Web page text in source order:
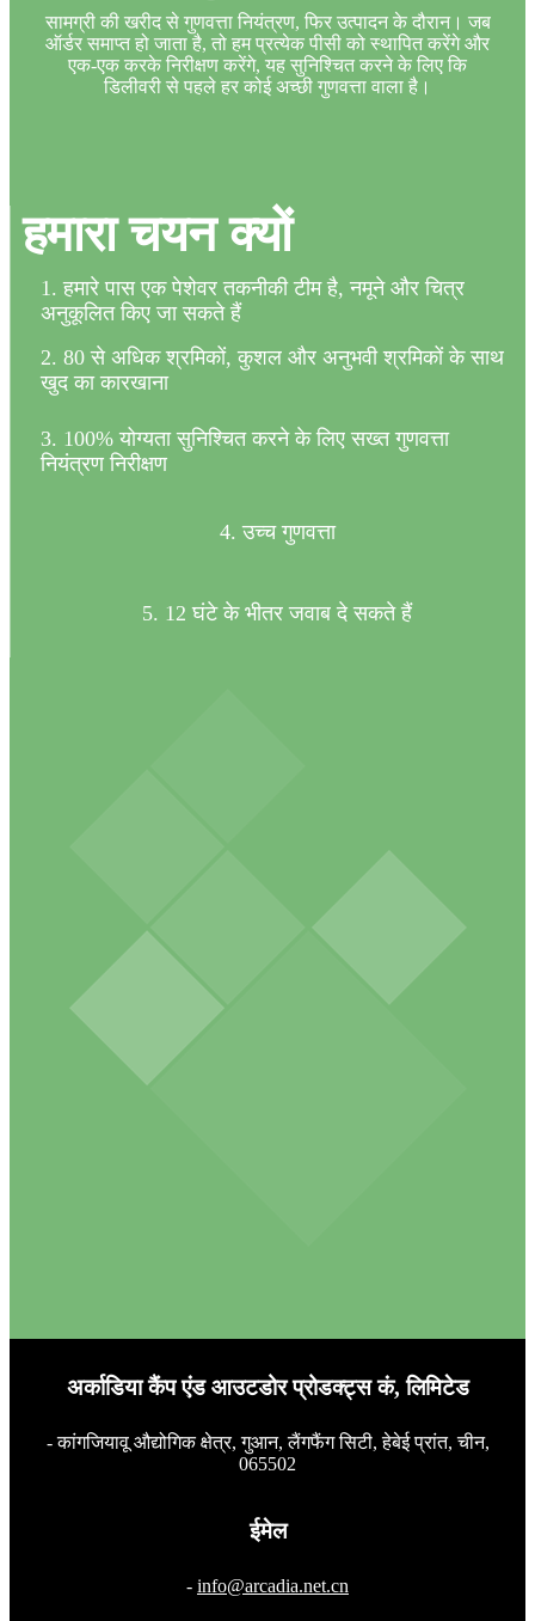
सामग्री की खरीद से गुणवत्ता नियंत्रण, फिर उत्पादन के दौरान। जब
ऑर्डर समाप्त हो जाता है, तो हम प्रत्येक पीसी को स्थापित करेंगे और
एक-एक करके निरीक्षण करेंगे, यह सुनिश्चित करने के लिए कि
डिलीवरी से पहले हर कोई अच्छी गुणवत्ता वाला है।
हमारा चयन क्यों
1. हमारे पास एक पेशेवर तकनीकी टीम है, नमूने और चित्र
अनुकूलित किए जा सकते हैं
2. 80 से अधिक श्रमिकों, कुशल और अनुभवी श्रमिकों के साथ
खुद का कारखाना
3. 100% योग्यता सुनिश्चित करने के लिए सख्त गुणवत्ता
नियंत्रण निरीक्षण
4. उच्च गुणवत्ता
5. 12 घंटे के भीतर जवाब दे सकते हैं
अर्काडिया कैंप एंड आउटडोर प्रोडक्ट्स कं, लिमिटेड
- कांगजियावू औद्योगिक क्षेत्र, गुआन, लैंगफैंग सिटी, हेबेई प्रांत, चीन,
065502
ईमेल
- info@arcadia.net.cn